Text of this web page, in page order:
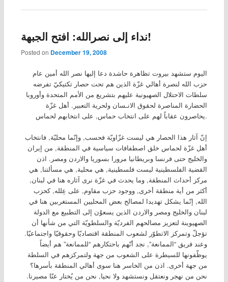
نداء إلى نصرالله: افتح الجبهة!
Posted on December 19, 2008
اليوم ستشهد بيروت تظاهرة حاشدة دعا إليها نصر الله أمين عام
حزب الله لنصرة أهالي غزّة الذين هم تحت حصار تكتيكيّ تفرضه
سلطات الاحتلال الصهيونية عليهم بتشريع من الأمم المتحدة وأوروبا
الحضارة المناصرة لحقوق الانـسان ولحرية التعبير. أهل غزّة
يحاصرون عقاباً لهم على انتخاب حماس, على انتخابهم لحماس.
إنّ آثار هذا الحصار هي ليست غزّاويّة فحسب, وإنّما محليّة, فانتخاب
أهل غزّة لحماس خلق اصطفافات سياسية في المنطقة, من إيران
والخليج حتى فرنسا وبريطانيا مرورا بسوريا والاردن ومصر. اذن
القضية الفلسطينية ليست فلسطينية, هي محلية, هي مسألتنا, هي
مركز أحداث المنطقة, وما يحدث في غزّة نرى آثاره هنا في لبنان,
أكثر من أية منطقة أخرى, ووجود حزب مقاوم, على عِلله, كحزب
الله, إنّما يشكل تهديدا لمصالح بعض المحليين المستغربين هنا في
لبنان والخليج ومصر والاردن الذين يسعوْن إلى التطبيع مع الدولة
الصهيوينة لتعزيز مصالحهم الفرديّة والسلطويّة التي من شأنها أن
تؤجلّ وتمركز الاتطوّر لشعوب المنطقة اقتصاديّا وحقوقيّا واجتماعيّا.
وعند فريق “الممانعة”, نجد أنّهم باحتكارهم “للممانعة” هم أيضاً
يوظّفونها للسيطرة على الشعوب من جهة ولتمركزهم في السلطة
من جهة أخرى. اذن من الخاسر هنا سوى أهالي المنطقة بأسرها؟
نحن من نهجر ونعتقل ونستشهد ولا نحيا, نحن من يُختار عنّا مصيرنا.